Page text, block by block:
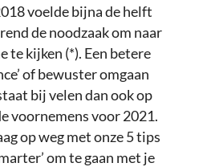
voelde bijna de helft
de noodzaak om naar
te kijken (*). Een betere
of bewuster omgaan
bij velen dan ook op
voornemens voor 2021.
op weg met onze 5 tips
om te gaan met je